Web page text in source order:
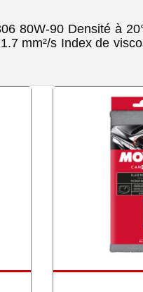
80W-90 Densité à
mm²/s Index de